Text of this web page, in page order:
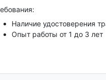
Наличие удостоверения
Опыт работы от 1 до 3 лет